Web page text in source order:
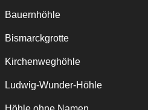
Bauernhöhle
Bismarckgrotte
Kirchenweghöhle
Ludwig-Wunder-Höhle